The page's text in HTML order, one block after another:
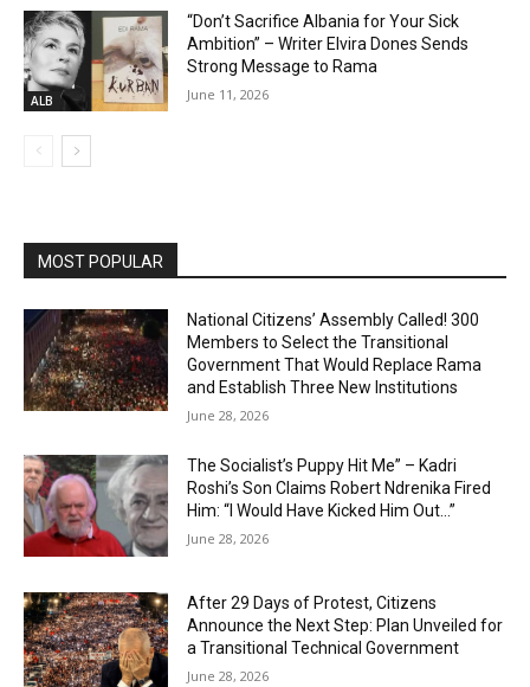
ALB
“Don’t Sacrifice Albania for Your Sick
Ambition” – Writer Elvira Dones Sends
Strong Message to Rama
June 11, 2026
MOST POPULAR
National Citizens’ Assembly Called! 300
Members to Select the Transitional
Government That Would Replace Rama
and Establish Three New Institutions
June 28, 2026
The Socialist’s Puppy Hit Me” – Kadri
Roshi’s Son Claims Robert Ndrenika Fired
Him: “I Would Have Kicked Him Out…”
June 28, 2026
After 29 Days of Protest, Citizens
Announce the Next Step: Plan Unveiled for
a Transitional Technical Government
June 28, 2026